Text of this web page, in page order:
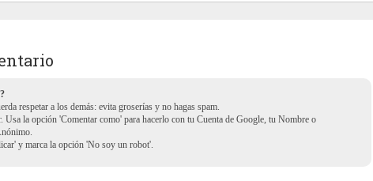
respetar a los demás: evita groserías y no hagas spam.
Usa la opción 'Comentar como' para hacerlo con tu Cuenta de Google, tu Nombre o
y marca la opción 'No soy un robot'.